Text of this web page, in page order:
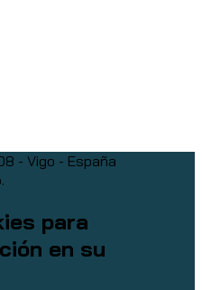
- Vigo - España
para
en su